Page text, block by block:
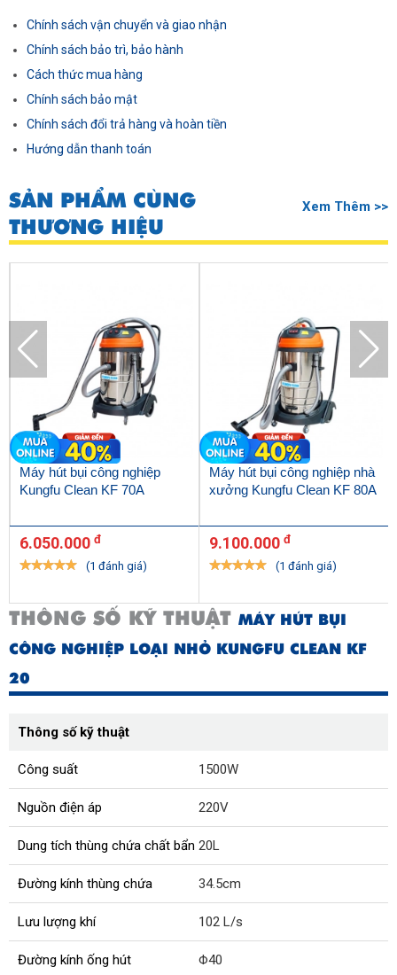
Chính sách vận chuyển và giao nhận
Chính sách bảo trì, bảo hành
Cách thức mua hàng
Chính sách bảo mật
Chính sách đổi trả hàng và hoàn tiền
Hướng dẫn thanh toán
SẢN PHẨM CÙNG
THƯƠNG HIỆU
Xem Thêm >>
Máy hút bụi công nghiệp
Kungfu Clean KF 70A
6.050.000 đ
(1 đánh giá)
Máy hút bụi công nghiệp nhà
xưởng Kungfu Clean KF 80A
9.100.000 đ
(1 đánh giá)
THÔNG SỐ KỸ THUẬT MÁY HÚT BỤI
CÔNG NGHIỆP LOẠI NHỎ KUNGFU CLEAN KF
20
Thông số kỹ thuật
Công suất 1500W
Nguồn điện áp 220V
Dung tích thùng chứa chất bẩn 20L
Đường kính thùng chứa 34.5cm
Lưu lượng khí 102 L/s
Đường kính ống hút Φ40